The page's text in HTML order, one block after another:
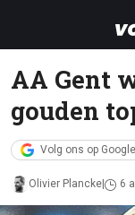
AA Gent
gouden
Volg ons op Google
Olivier Plancke 6